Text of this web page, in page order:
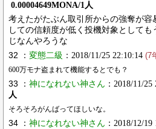
0.00004649MONA/1人
考えたがたぶん取引所からの強奪が容
しての信頼度が低く投機対象として
じなんやろうな
32 ： 変態二級 ：2018/11/25 22:10:14 (7
600万モナ盗まれて機能するとでも？
33 ： 神になれない神さん ：2018/11/25
人
そろそろがんばってほしいな。
34 ： 神になれない神さん ：2018/12/19